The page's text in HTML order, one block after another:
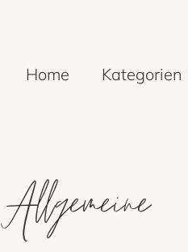
Home Kategorien